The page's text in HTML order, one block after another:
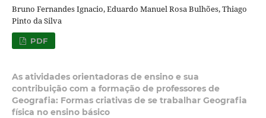
Bruno Fernandes Ignacio, Eduardo Manuel Rosa Bulhões, Thiago
Pinto da Silva
PDF
As atividades orientadoras de ensino e sua
contribuição com a formação de professores de
Geografia: Formas criativas de se trabalhar Geografia
física no ensino básico